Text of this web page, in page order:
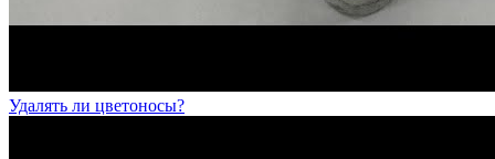
Удалять ли цветоносы?